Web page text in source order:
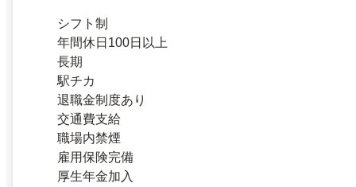
シフト制
年間休日100日以上
長期
駅チカ
退職金制度あり
交通費支給
職場内禁煙
雇用保険完備
厚生年金加入